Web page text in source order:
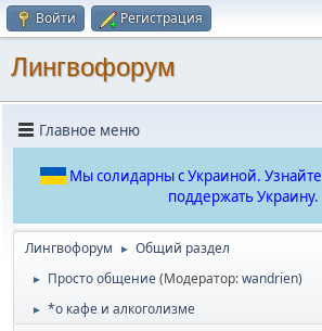
Войти Регистрация
Лингвофорум
Главное меню
Мы солидарны с Украиной. Узнайте
поддержать Украину.
Лингвофорум ► Общий раздел
► Просто общение(Модератор:wandrien)
► *о кафе и алкоголизме